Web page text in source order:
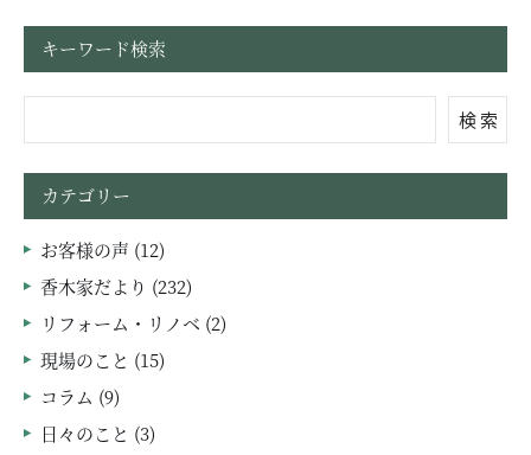
お問い合わせ・資料請求
キーワード検索
検 索
カテゴリー
お客様の声 (12)
香木家だより (232)
リフォーム・リノベ (2)
現場のこと (15)
コラム (9)
日々のこと (3)